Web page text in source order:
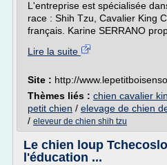
L'entreprise est spécialisée
race : Shih Tzu, Cavalier King
français. Karine SERRANO
Lire la suite
Site : http://
Thèmes liés : chien cavalier
petit chien / elevage de chien
/ eleveur de chien shih tzu
Le chien loup
l'éducation ...